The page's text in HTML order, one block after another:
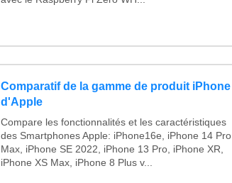
Comparatif de la gamme de produit iPhone
d'Apple
Compare les fonctionnalités et les caractéristiques
des Smartphones Apple: iPhone16e, iPhone 14 Pro
Max, iPhone SE 2022, iPhone 13 Pro, iPhone XR,
iPhone XS Max, iPhone 8 Plus v...